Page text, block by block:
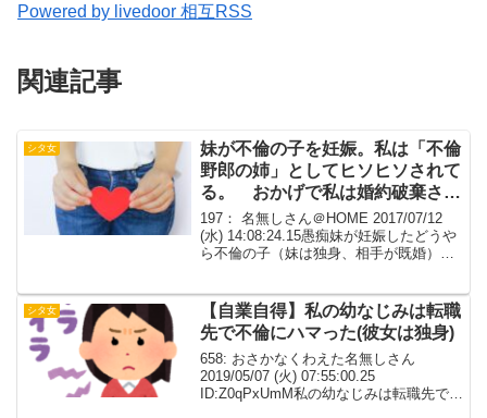
Powered by livedoor 相互RSS
関連記事
シタ女
妹が不倫の子を妊娠。私は「不倫
野郎の姉」としてヒソヒソされて
る。 おかげで私は婚約破棄され
そう
197： 名無しさん＠HOME 2017/07/12
(水) 14:08:24.15愚痴妹が妊娠したどうや
ら不倫の子（妹は独身、相手が既婚）ら
てるから誰にも迷惑かからな...
シタ女
【自業自得】私の幼なじみは転職
先で不倫にハマった(彼女は独身)
658: おさかなくわえた名無しさん
2019/05/07 (火) 07:55:00.25
ID:Z0qPxUmM私の幼なじみは転職先で不